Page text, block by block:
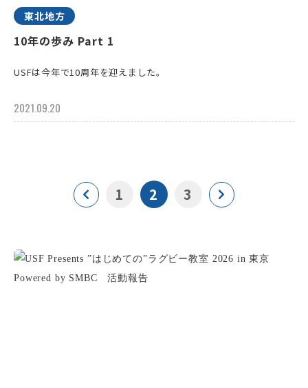
東北地方
10年の歩み Part 1
USFは今年で10周年を迎えました。
2021.09.20
1 2 3